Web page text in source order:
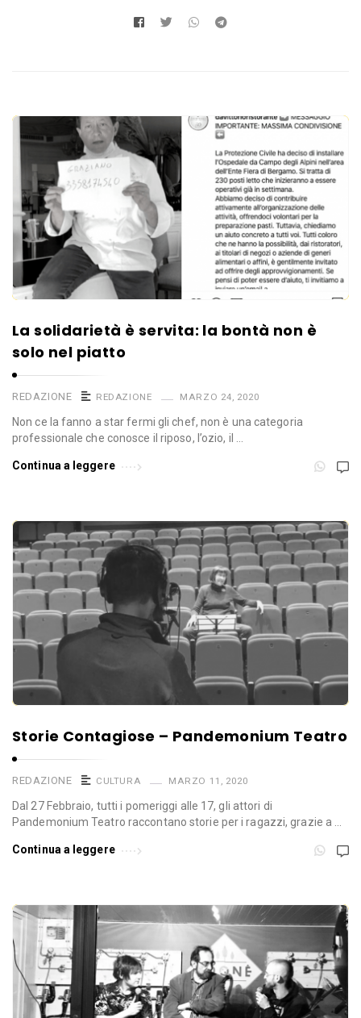
La solidarietà è servita: la bontà non è
solo nel piatto
REDAZIONE REDAZIONE MARZO 24, 2020
Non ce la fanno a star fermi gli chef, non è una categoria
professionale che conosce il riposo, l’ozio, il …
Continua a leggere
Storie Contagiose – Pandemonium Teatro
REDAZIONE CULTURA MARZO 11, 2020
Dal 27 Febbraio, tutti i pomeriggi alle 17, gli attori di
Pandemonium Teatro raccontano storie per i ragazzi, grazie a …
Continua a leggere